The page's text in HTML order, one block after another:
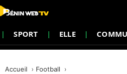
SPORT ELLE
Accueil
Football